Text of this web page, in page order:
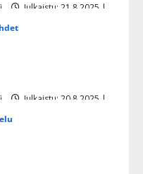
Julkaistu: 21.8.2025 |
Julkaistu: 20.8.2025 |